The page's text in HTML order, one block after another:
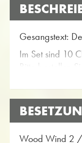
Gesangstext:
Im Set sind 10
Bitte bestellen
separat per E-
text: german
10 Choir parts
Wood Wind